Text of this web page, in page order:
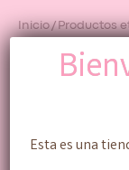
Inicio/ Productos
el conjuro
Mostrando el
Esta es una